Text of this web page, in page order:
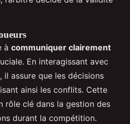
à communiquer clairement
En interagissant avec
assure que les décisions
ainsi les conflits. Cette
rôle clé dans la gestion des
durant la compétition.